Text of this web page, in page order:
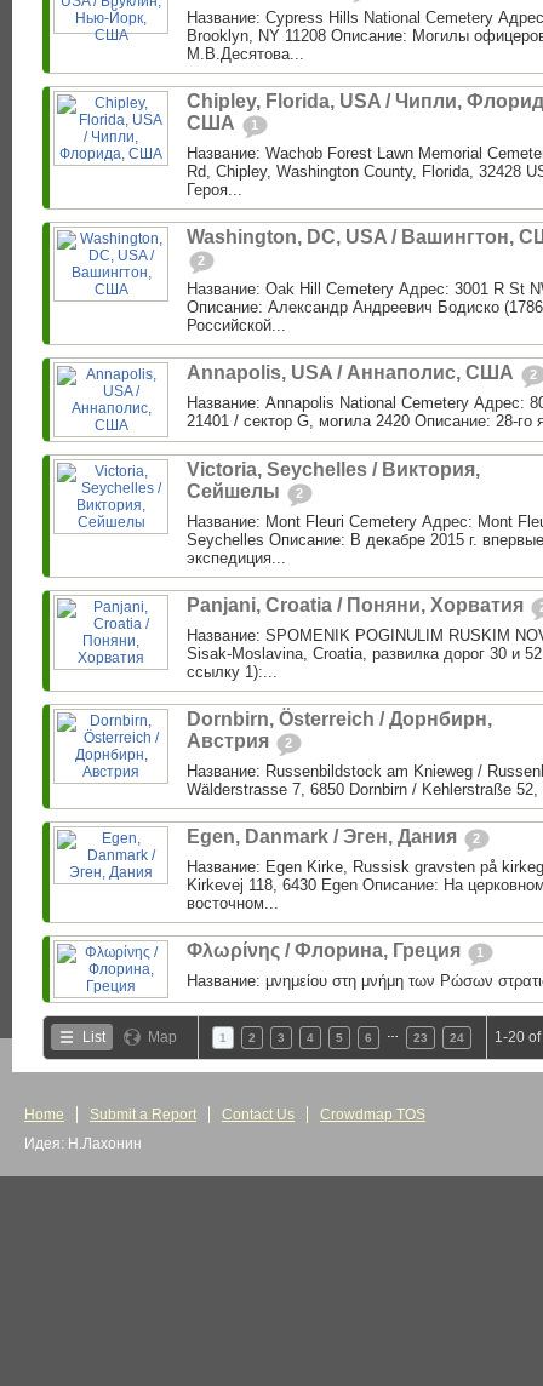
Название: Cypress Hills National Cemetery
Brooklyn, NY 11208 Описание: Могилы
М.В.Десятова...
Chipley, Florida, USA / Чипли,
США
1
Название: Wachob Forest Lawn Memorial
Rd, Chipley, Washington County, Florida, 32428
Героя...
Washington, DC, USA / Вашингтон,
2
Название: Oak Hill Cemetery Адрес: 3001 R St
Описание: Александр Андреевич Бодиско
Российской...
Annapolis, USA / Аннаполис, США 2
Название: Annapolis National Cemetery Адрес:
21401 / сектор G, могила 2420 Описание: 28-
Victoria, Seychelles / Виктория,
Сейшелы
2
Название: Mont Fleuri Cemetery Адрес: Mont
Seychelles Описание: В декабре 2015 г.
экспедиция...
Panjani, Croatia / Поняни, Хорватия
Название: SPOMENIK POGINULIM RUSKIM
Sisak-Moslavina, Croatia, развилка дорог 30 и
ссылку 1):...
Dornbirn, Österreich / Дорнбирн,
Австрия
2
Название: Russenbildstock am Knieweg /
Wälderstrasse 7, 6850 Dornbirn / Kehlerstraße
Egen, Danmark / Эген, Дания 2
Название: Egen Kirke, Russisk gravsten på
Kirkevej 118, 6430 Egen Описание: На
восточном...
Φλωρίνης / Флорина, Греция 1
Название: μνημείου στη μνήμη των Ρώσων
List Map 1 2 3 4 5 6 23 24 1-20
Home Submit a Report Contact Us
Crowdmap TOS
Идея: Н.Лахонин